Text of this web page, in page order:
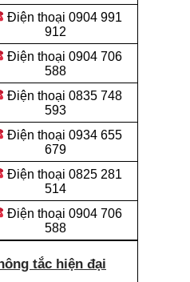
Điện thoại 0904 991
912
Điện thoại 0904 706
588
Điện thoại 0835 748
593
Điện thoại 0934 655
679
Điện thoại 0825 281
514
Điện thoại 0904 706
588
tắc hiện đại